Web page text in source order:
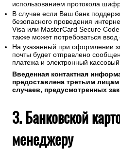
использованием протокола
В случае если Ваш банк
безопасного проведения
Visa или MasterCard Secure
также может потребоваться
На указанный при оформлении
почты будет отправлено
платежа и электронный кассовый
Введенная контактная
предоставлена третьим
случаев, предусмотренных
3. Банковской
менеджеру